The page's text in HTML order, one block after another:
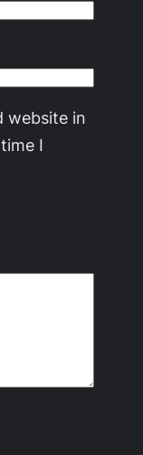
website in
I